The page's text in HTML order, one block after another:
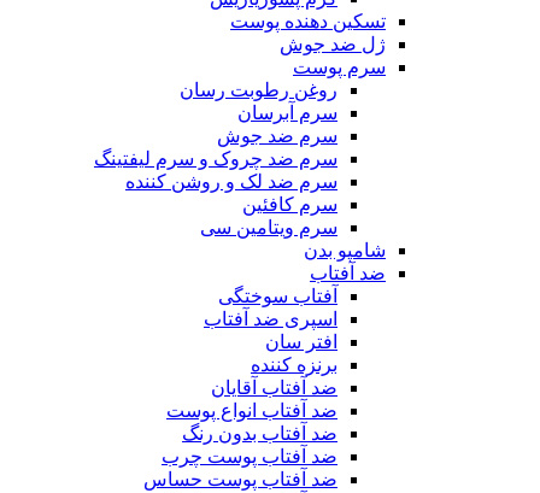
تسکین دهنده پوست
ژل ضد جوش
سرم پوست
روغن رطوبت رسان
سرم آبرسان
سرم ضد جوش
سرم ضد چروک و سرم لیفتینگ
سرم ضد لک و روشن کننده
سرم کافئین
سرم ویتامین سی
شامپو بدن
ضد آفتاب
آفتاب سوختگی
اسپری ضد آفتاب
افتر سان
برنزه کننده
ضد آفتاب آقایان
ضد آفتاب انواع پوست
ضد آفتاب بدون رنگ
ضد آفتاب پوست چرب
ضد آفتاب پوست حساس